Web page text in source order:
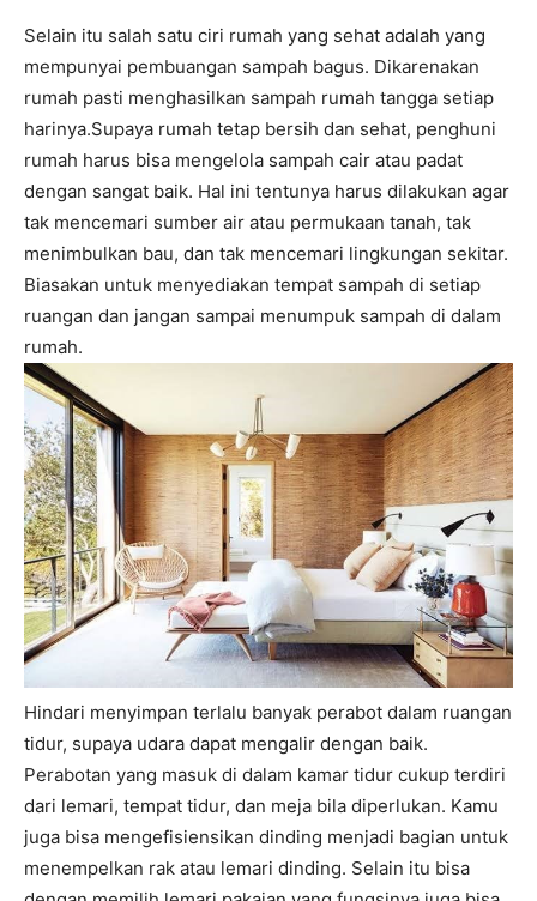
Selain itu salah satu ciri rumah yang sehat adalah yang
mempunyai pembuangan sampah bagus. Dikarenakan
rumah pasti menghasilkan sampah rumah tangga setiap
harinya.Supaya rumah tetap bersih dan sehat, penghuni
rumah harus bisa mengelola sampah cair atau padat
dengan sangat baik. Hal ini tentunya harus dilakukan agar
tak mencemari sumber air atau permukaan tanah, tak
menimbulkan bau, dan tak mencemari lingkungan sekitar.
Biasakan untuk menyediakan tempat sampah di setiap
ruangan dan jangan sampai menumpuk sampah di dalam
rumah.
Hindari menyimpan terlalu banyak perabot dalam ruangan
tidur, supaya udara dapat mengalir dengan baik.
Perabotan yang masuk di dalam kamar tidur cukup terdiri
dari lemari, tempat tidur, dan meja bila diperlukan. Kamu
juga bisa mengefisiensikan dinding menjadi bagian untuk
menempelkan rak atau lemari dinding. Selain itu bisa